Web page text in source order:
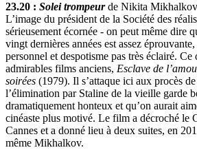
23.20 : Solei trompeur de Nikita
L’image du président de la Société des
sérieusement écornée - on peut même dire
vingt dernières années est assez
personnel et despotisme pas très éclairé. Ce
admirables films anciens, Esclave de
soirées (1979). Il s’attaque ici aux procès
l’élimination par Staline de la vieille garde
dramatiquement honteux et qu’on aurait
cinéaste plus motivé. Le film a décroché le
Cannes et a donné lieu à deux suites, en
même Mikhalkov.